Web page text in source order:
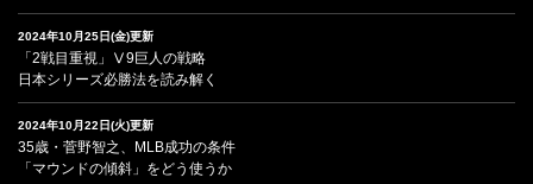
2024年10月25日(金)更新
「2戦目重視」Ⅴ9巨人の戦略
日本シリーズ必勝法を読み解く
2024年10月22日(火)更新
35歳・菅野智之、MLB成功の条件
「マウンドの傾斜」をどう使うか